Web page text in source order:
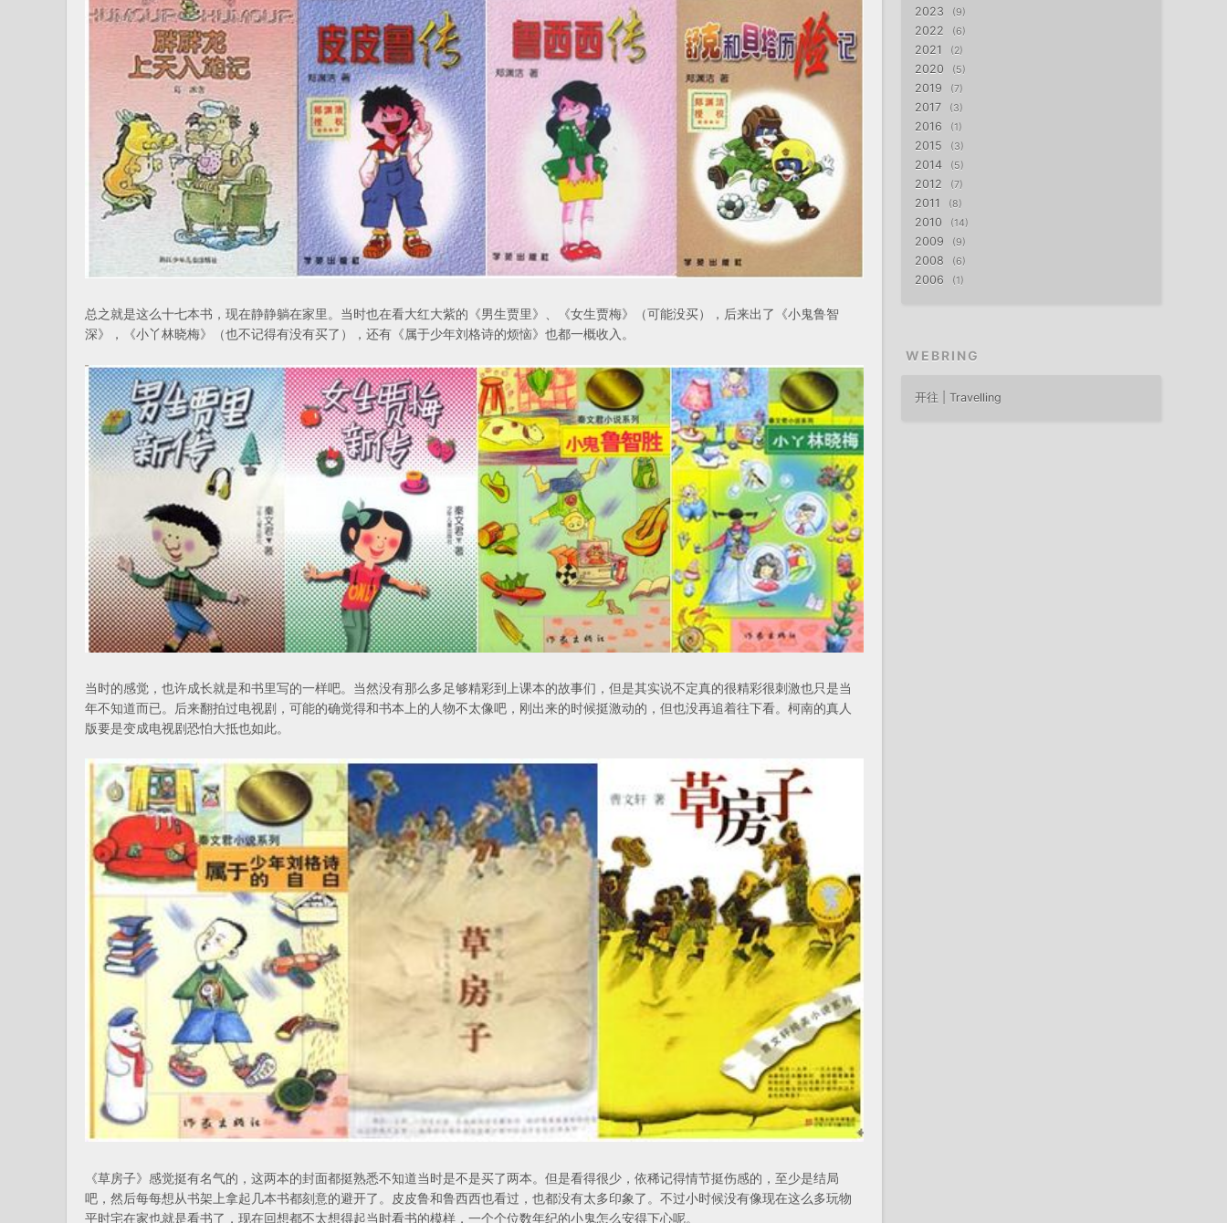
总之就是这么十七本书，现在静静躺在家里。当时也在看大红大紫的《男生贾里》、《女生贾梅》（可能没买），后来出了《小鬼鲁智
深》，《小丫林晓梅》（也不记得有没有买了），还有《属于少年刘格诗的烦恼》也都一概收入。
当时的感觉，也许成长就是和书里写的一样吧。当然没有那么多足够精彩到上课本的故事们，但是其实说不定真的很精彩很刺激也只是当
年不知道而已。后来翻拍过电视剧，可能的确觉得和书本上的人物不太像吧，刚出来的时候挺激动的，但也没再追着往下看。柯南的真人
版要是变成电视剧恐怕大抵也如此。
《草房子》感觉挺有名气的，这两本的封面都挺熟悉不知道当时是不是买了两本。但是看得很少，依稀记得情节挺伤感的，至少是结局
吧，然后每每想从书架上拿起几本书都刻意的避开了。皮皮鲁和鲁西西也看过，也都没有太多印象了。不过小时候没有像现在这么多玩物
平时宅在家也就是看书了，现在回想都不太想得起当时看书的模样，一个个位数年纪的小鬼怎么安得下心呢。
2023 9
2022 6
2021 2
2020 5
2019 7
2017 3
2016 1
2015 3
2014 5
2012 7
2011 8
2010 14
2009 9
2008 6
2006 1
WEBRING
开往 | Travelling